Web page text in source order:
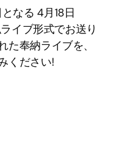
なる 4月18日
イブ形式でお送り
た奉納ライブを、
ください!